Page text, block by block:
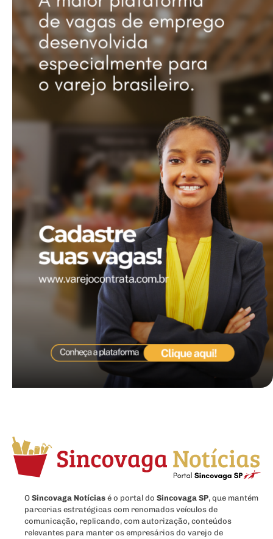
O Sincovaga Notícias é o portal do Sincovaga SP, que mantém
parcerias estratégicas com renomados veículos de
comunicação, replicando, com autorização, conteúdos
relevantes para manter os empresários do varejo de